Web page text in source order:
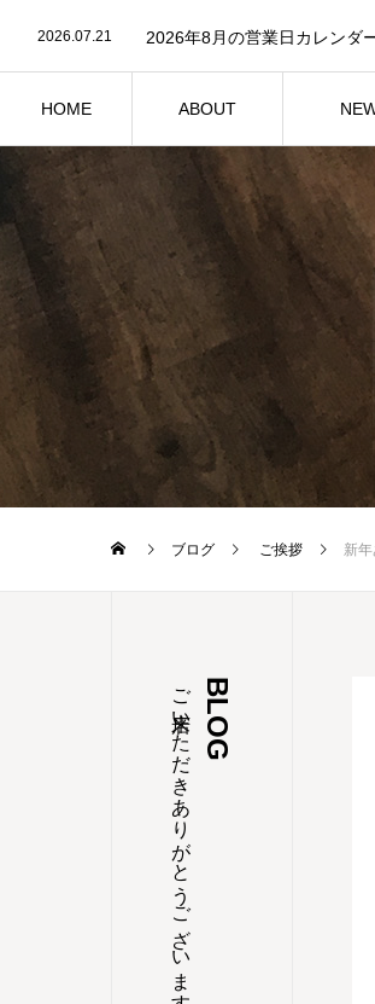
HOME
ABOUT
2026.07.21 2026年8月の営業日カレンダ
2026.06.21 2026年7月の営業日カレンダ
2026.07.23 『みおの色 – Mio’s Color -』
ブログ ご挨拶 新
BLOG
ご来店いただきありがとうございます